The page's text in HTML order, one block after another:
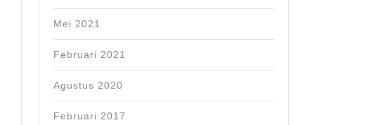
Mei 2021
Februari 2021
Agustus 2020
Februari 2017